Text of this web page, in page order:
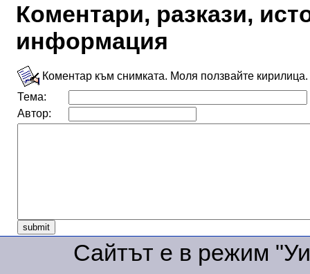
Коментари, разкази,
информация
Коментар към снимката. Моля ползвайте кирилица.
Тема:
Автор:
Сайтът е в режим